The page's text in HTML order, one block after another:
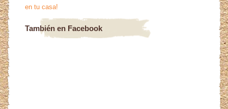
en tu casa!
También en Facebook